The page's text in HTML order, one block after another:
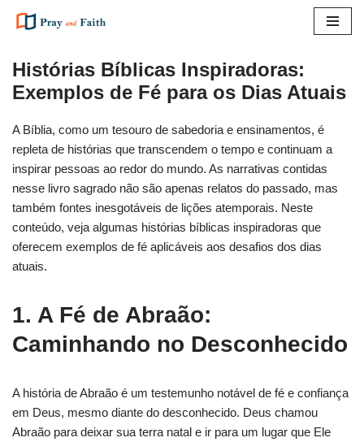
para
o
conteúdo
Histórias Bíblicas Inspiradoras:
Exemplos de Fé para os Dias Atuais
A Bíblia, como um tesouro de sabedoria e ensinamentos, é
repleta de histórias que transcendem o tempo e continuam a
inspirar pessoas ao redor do mundo. As narrativas contidas
nesse livro sagrado não são apenas relatos do passado, mas
também fontes inesgotáveis de lições atemporais. Neste
conteúdo, veja algumas histórias bíblicas inspiradoras que
oferecem exemplos de fé aplicáveis aos desafios dos dias
atuais.
1. A Fé de Abraão:
Caminhando no Desconhecido
A história de Abraão é um testemunho notável de fé e confiança
em Deus, mesmo diante do desconhecido. Deus chamou
Abraão para deixar sua terra natal e ir para um lugar que Ele